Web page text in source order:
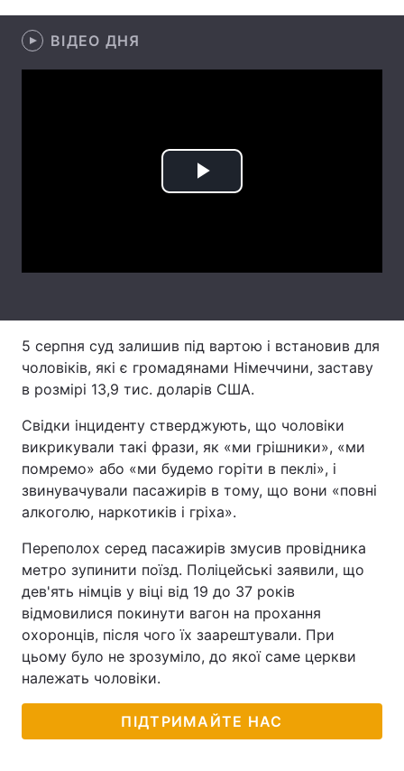
Цікавинки Погода
Екологія
Статті
Думки
Тема оформлення
ВІДЕО ДНЯ
Play
5 серпня суд залишив під вартою і встановив для
чоловіків, які є громадянами Німеччини, заставу
в розмірі 13,9 тис. доларів США.
Свідки інциденту стверджують, що чоловіки
викрикували такі фрази, як «ми грішники», «ми
помремо» або «ми будемо горіти в пеклі», і
звинувачували пасажирів в тому, що вони «повні
алкоголю, наркотиків і гріха».
Переполох серед пасажирів змусив провідника
метро зупинити поїзд. Поліцейські заявили, що
дев'ять німців у віці від 19 до 37 років
відмовилися покинути вагон на прохання
охоронців, після чого їх заарештували. При
цьому було не зрозуміло, до якої саме церкви
належать чоловіки.
ПІДТРИМАЙТЕ НАС